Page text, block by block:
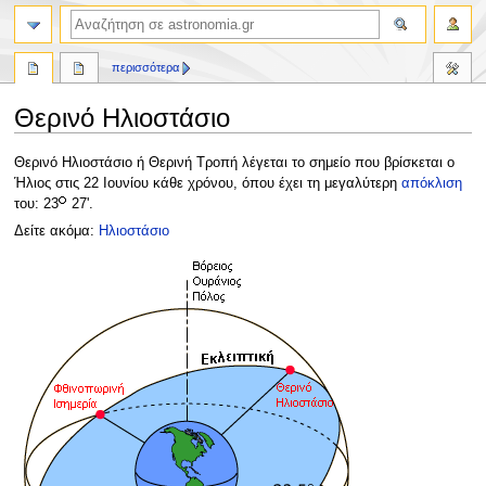
Θερινό Ηλιοστάσιο
Πήδηση
στην
πλοήγηση
Πήδηση
στην
αναζήτηση
Θερινό Ηλιοστάσιο ή Θερινή Τροπή λέγεται το σημείο που βρίσκεται ο
Ήλιος στις 22 Ιουνίου κάθε χρόνου, όπου έχει τη μεγαλύτερη απόκλιση
του: 23
27'.
Δείτε ακόμα: Ηλιοστάσιο
περισσότερα
αναζήτηση